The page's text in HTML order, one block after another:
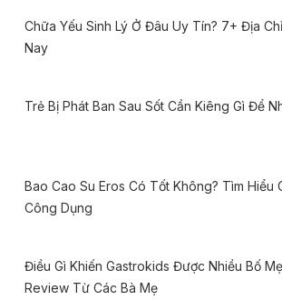
Chữa Yếu Sinh Lý Ở Đâu Uy Tín? 7+ Địa
Nay
Trẻ Bị Phát Ban Sau Sốt Cần Kiêng Gì Để
Bao Cao Su Eros Có Tốt Không? Tìm Hiểu
Công Dụng
Điều Gì Khiến Gastrokids Được Nhiều Bố
Review Từ Các Bà Mẹ